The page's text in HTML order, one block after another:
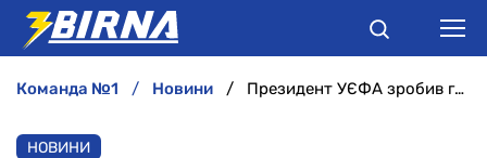
команда №1 новини Президент УЄФА зробив гучну заяву щодо проведення майбутніх чемпіонатів світу: чи почують у ФІФА
НОВИНИ